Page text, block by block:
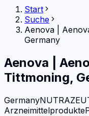
Start
Suche
Aenova
Germany
Aenova
Tittmoning,
Germany
Arzneimittelprodukte